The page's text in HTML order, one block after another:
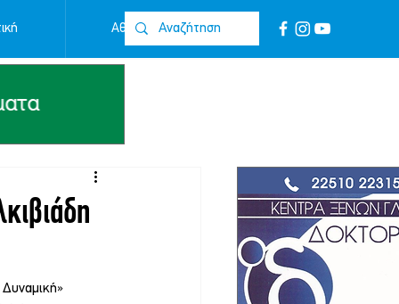
Αθλητικά Επικοινωνία